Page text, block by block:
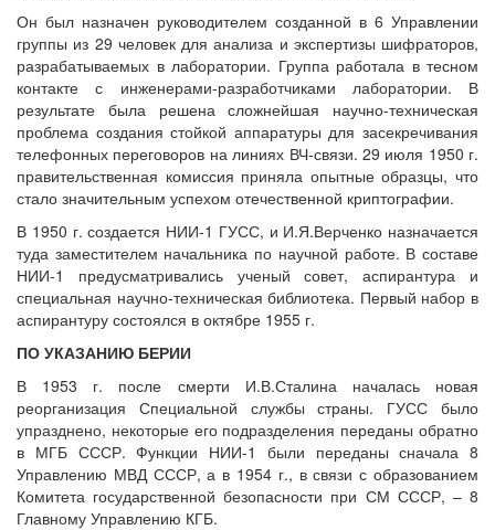
Он был назначен руководителем созданной в 6 Управлении
группы из 29 человек для анализа и экспертизы шифраторов,
разрабатываемых в лаборатории. Группа работала в тесном
контакте с инженерами-разработчиками лаборатории. В
результате была решена сложнейшая научно-техническая
проблема создания стойкой аппаратуры для засекречивания
телефонных переговоров на линиях ВЧ-связи. 29 июля 1950 г.
правительственная комиссия приняла опытные образцы, что
стало значительным успехом отечественной криптографии.
В 1950 г. создается НИИ-1 ГУСС, и И.Я.Верченко назначается
туда заместителем начальника по научной работе. В составе
НИИ-1 предусматривались ученый совет, аспирантура и
специальная научно-техническая библиотека. Первый набор в
аспирантуру состоялся в октябре 1955 г.
ПО УКАЗАНИЮ БЕРИИ
В 1953 г. после смерти И.В.Сталина началась новая
реорганизация Специальной службы страны. ГУСС было
упразднено, некоторые его подразделения переданы обратно
в МГБ СССР. Функции НИИ-1 были переданы сначала 8
Управлению МВД СССР, а в 1954 г., в связи с образованием
Комитета государственной безопасности при СМ СССР, – 8
Главному Управлению КГБ.